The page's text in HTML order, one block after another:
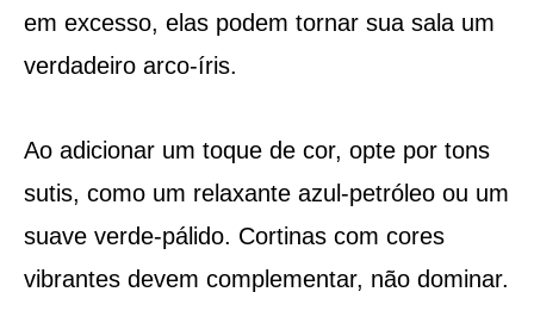
em excesso, elas podem tornar sua sala um
verdadeiro arco-íris.
Ao adicionar um toque de cor, opte por tons
sutis, como um relaxante azul-petróleo ou um
suave verde-pálido. Cortinas com cores
vibrantes devem complementar, não dominar.